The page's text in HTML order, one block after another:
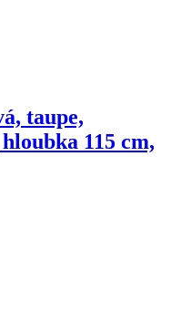
taupe,
115 cm,